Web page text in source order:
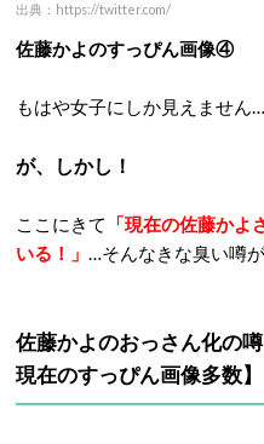
出典：https://twitter.com/
佐藤かよのすっぴん画像④
もはや女子にしか見えません…
が、しかし！
ここにきて
「現在の佐藤か
いる！」 …そんなきな臭い噂
佐藤かよのおっさん化の
現在のすっぴん画像多数】